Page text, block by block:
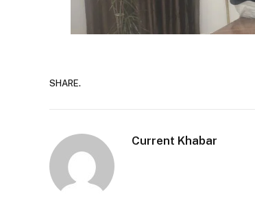
SHARE.
Current Khabar